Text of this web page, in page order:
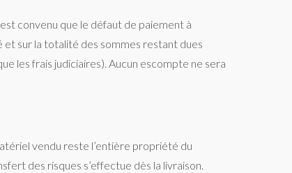
convenu que le défaut de paiement à
et sur la totalité des sommes restant dues
les frais judiciaires). Aucun escompte ne sera
vendu reste l’entière propriété du
des risques s’effectue dès la livraison.